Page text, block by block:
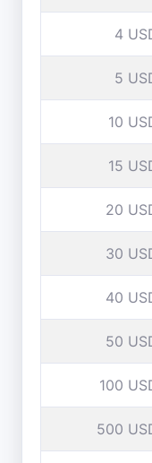
4
5
10
15
20
30
40
50
100
500